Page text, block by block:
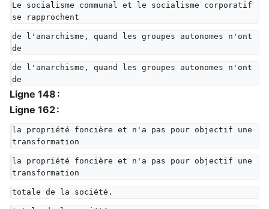
Le socialisme communal et le socialisme corporatif
se rapprochent
de l'anarchisme, quand les groupes autonomes n'ont
de
de l'anarchisme, quand les groupes autonomes n'ont
de
Ligne 148 :
Ligne 162 :
la propriété foncière et n'a pas pour objectif une
transformation
la propriété foncière et n'a pas pour objectif une
transformation
totale de la société.